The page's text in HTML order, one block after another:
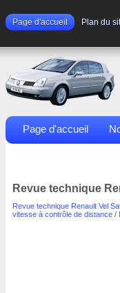
Page d'accueil Plan du
Page d'accueil
Revue technique
Revue technique Renault Vel
vitesse à contrôle de distance /